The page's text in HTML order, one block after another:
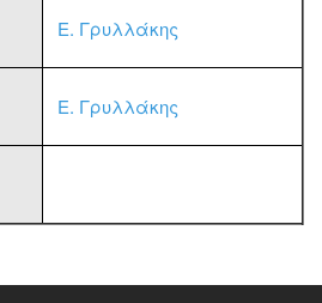
Ε. Γρυλλάκης
Ε. Γρυλλάκης